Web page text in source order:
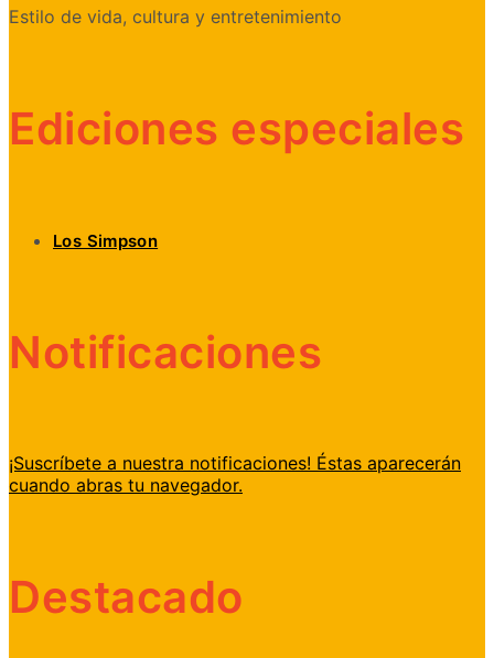
Estilo de vida, cultura y entretenimiento
Ediciones especiales
Los Simpson
Notificaciones
¡Suscríbete a nuestra notificaciones! Éstas aparecerán
cuando abras tu navegador.
Destacado